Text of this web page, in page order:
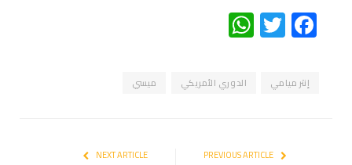
Facebook
Twitter
WhatsApp
إنتر ميامي الدوري الأمريكي ميسي
NEXT ARTICLE